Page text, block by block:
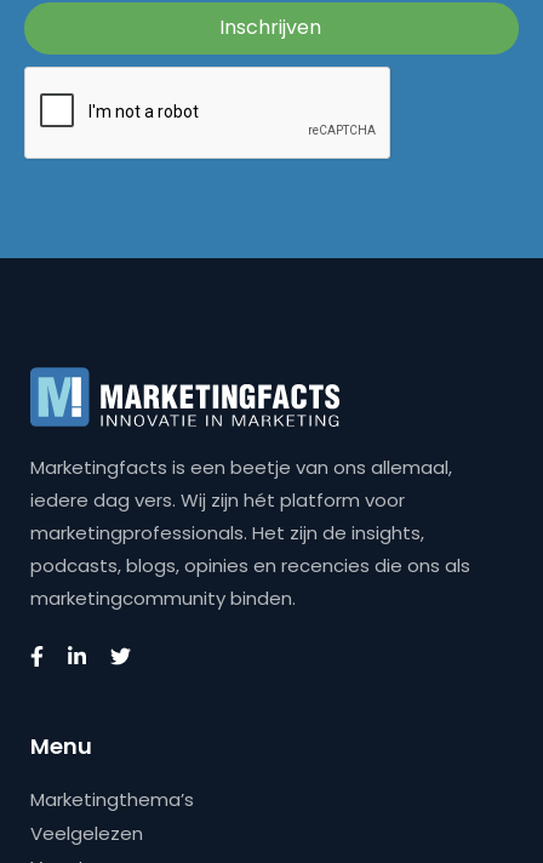
Marketingfacts is een beetje van ons allemaal,
iedere dag vers. Wij zijn hét platform voor
marketingprofessionals. Het zijn de insights,
podcasts, blogs, opinies en recencies die ons als
marketingcommunity binden.
Menu
Marketingthema’s
Veelgelezen